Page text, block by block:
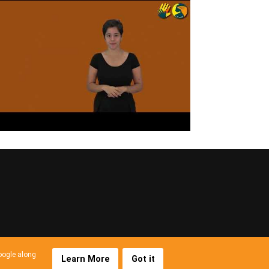
along
Learn More Got it